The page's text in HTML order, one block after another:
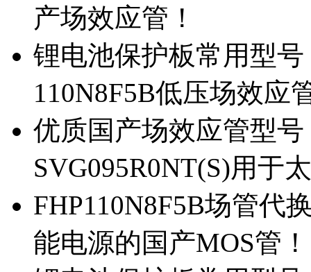
产场效应管！
锂电池保护板常用型号
110N8F5B低压场效应
优质国产场效应管型
SVG095R0NT(S)用于
FHP110N8F5B场管代
能电源的国产MOS管！